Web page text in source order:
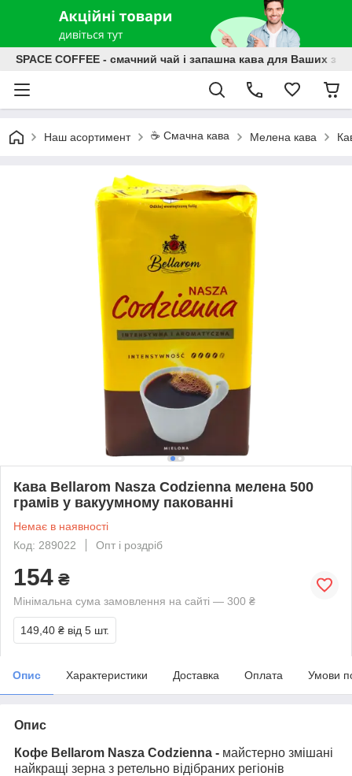
SPACE COFFEE - смачний чай і запашна кава для Ваших
Наш асортимент ☕️ Смачна кава Мелена кава
Кава Bellarom Nasza Codzienna мелена 500
грамів у вакуумному пакованні
Немає в наявності
Код: 289022
Опт і роздріб
154 ₴
Мінімальна сума замовлення на сайті — 300 ₴
149,40 ₴ від 5 шт.
Опис Характеристики Доставка Оплата Умови
Опис
Кофе Bellarom Nasza Codzienna - майстерно змішані
найкращі зерна з ретельно відібраних регіонів